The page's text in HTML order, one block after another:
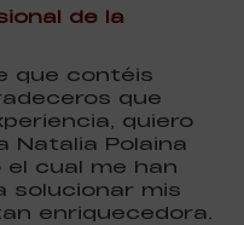
de la
que contéis
que
quiero
Natalia Polaina
cual me han
solucionar mis
enriquecedora.